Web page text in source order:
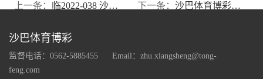
上一条： 临2022-038 沙巴体育博彩 关于控股股东国有股权划转完成工商变更登记的公告 下一条： 沙巴体育博彩关于2022年度非公开发行A股股票募集资金运用的可行性分析报告
沙巴体育博彩
监督电话：0562-5885455
Email：zhu.xiangsheng@tong-
feng.com